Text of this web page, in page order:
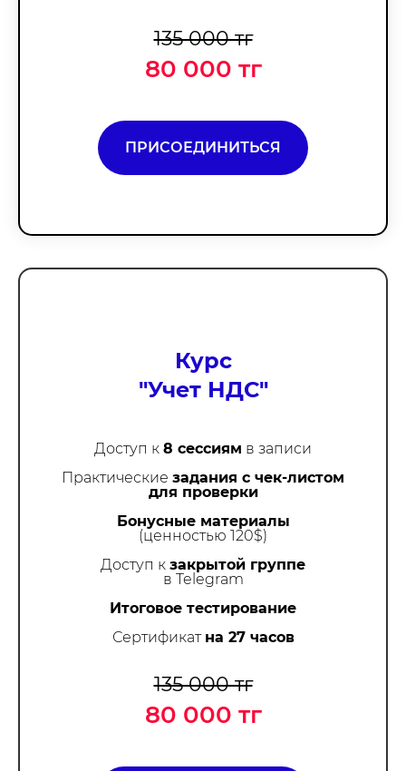
135 000 тг
80 000 тг
ПРИСОЕДИНИТЬСЯ
Курс
"Учет НДС"
Доступ к 8 сессиям в записи
Практические задания с чек-листом
для проверки
Бонусные материалы
(ценностью 120$)
Доступ к закрытой группе
в Telegram
Итоговое тестирование
Сертификат на 27 часов
135 000 тг
80 000 тг